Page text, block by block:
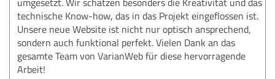
technische Know-how, das in das Projekt eingeflossen ist.
Unsere neue Website ist nicht nur optisch ansprechend,
sondern auch funktional perfekt. Vielen Dank an das
gesamte Team von VarianWeb für diese hervorragende
Arbeit!